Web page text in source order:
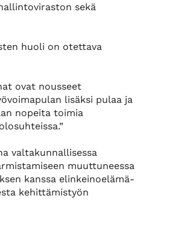
sekä
huoli on otettava
ovat nousseet
lisäksi pulaa ja
nopeita toimia
valtakunnallisessa
muuttuneessa
kanssa elinkeinoelämä-
kehittämistyön